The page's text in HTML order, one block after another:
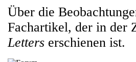
Über die
Fachartikel, der in der
Letters erschienen ist.